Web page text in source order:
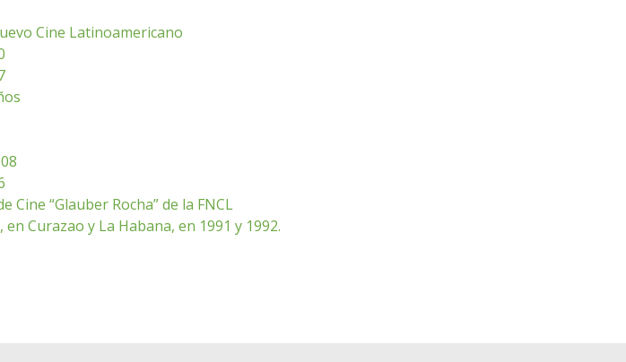
Cine Latinoamericano
“Glauber Rocha” de la FNCL
Curazao y La Habana, en 1991 y 1992.